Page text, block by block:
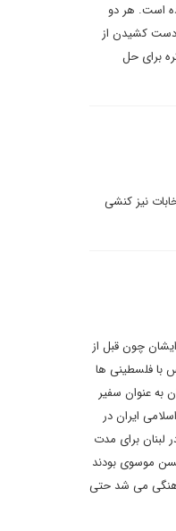
است. هر دو
دست کشیدن از
برای حل
نیز کنشی
چون قبل از
با فلسطینی ها
به عنوان سفیر
ایران در
لبنان برای مدت
موسوی بودند
می شد حتی